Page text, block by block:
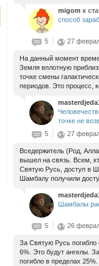
migom к
способ
5 27
На данный момент
Земля вплотную
точке смены
периодов. Это процесс,
точке не
5
27
Вседержитель (Род,
вышел на связь. Всем,
Святую Русь, доступ в
Шамбалу получили
Шамбалы
5 26
За Святую Русь погибло
6%. Это будут ангелы.
погибло в пределах